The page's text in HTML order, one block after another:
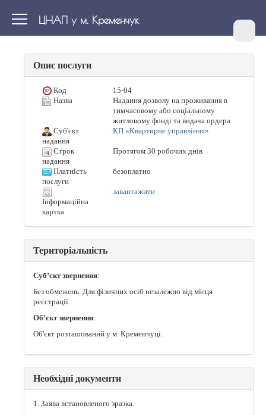
ЦНАП у м. Кременчук
Опис послуги
Код
15-04
Назва
Надання дозволу на проживання в
тимчасовому або соціальному
житловому фонді та видача ордера
Суб'єкт
надання
КП «Квартирне управління»
Строк
надання
Протягом 30 робочих днів
Платність
послуги
безоплатно
Інформаційна
картка
завантажити
Територіальність
Суб’єкт звернення:
Без обмежень. Для фізичних осіб незалежно від місця
реєстрації.
Об’єкт звернення:
Об'єкт розташований у м. Кременчуці.
Необхідні документи
1. Заява встановленого зразка.